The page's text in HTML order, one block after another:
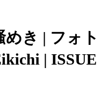
き | フォト
| ISSUE